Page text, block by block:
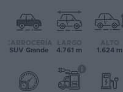
de
compra
Comparador
Favoritos
CARROCERÍA
SUV Grande
LARGO
4.761 m
ALTO
1.624 m